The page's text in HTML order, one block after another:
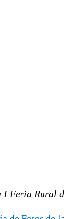
I Feria Rural